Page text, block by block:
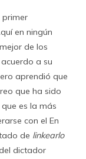
primer
en ningún
de los
a su
aprendió que
que ha sido
es la más
con el En
de linkearlo
dictador